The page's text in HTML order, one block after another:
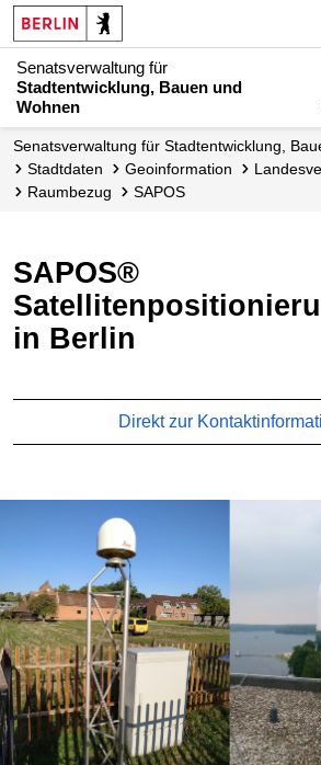
Senatsverwaltung für
Stadtentwicklung, Bauen und
Wohnen
Senats­verwaltung für Stadtentwicklung,
Stadtdaten
Geoinformation
Raumbezug
SAPOS
SAPOS®
in Berlin
Direkt zur